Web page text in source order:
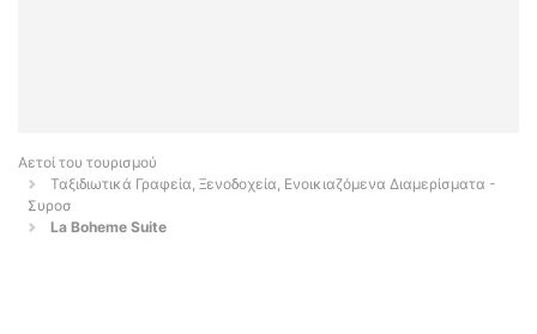
Αετοί του τουρισμού
Ταξιδιωτικά Γραφεία, Ξενοδοχεία, Ενοικιαζόμενα Διαμερίσματα -
Συροσ
La Boheme Suite